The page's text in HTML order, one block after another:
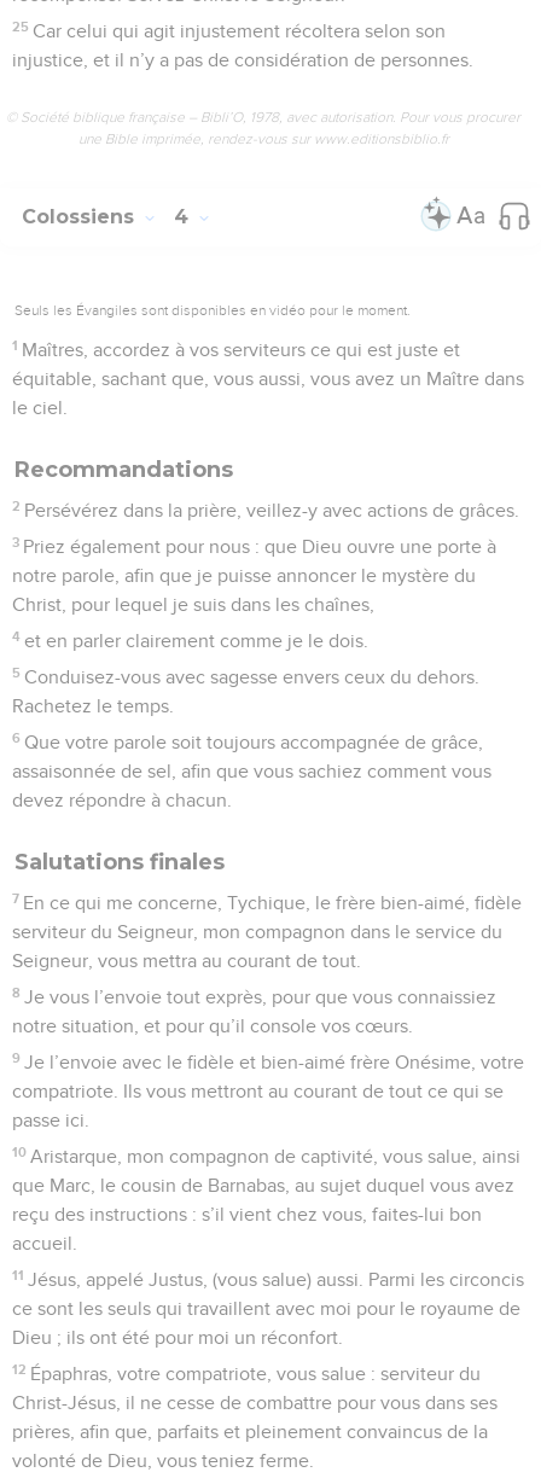
25 Car celui qui agit injustement récoltera selon son
injustice, et il n’y a pas de considération de personnes.
© Société biblique française – Bibli’O, 1978, avec autorisation. Pour vous procurer
une Bible imprimée, rendez-vous sur www.editionsbiblio.fr
Colossiens 4
Seuls les Évangiles sont disponibles en vidéo pour le moment.
1 Maîtres, accordez à vos serviteurs ce qui est juste et
équitable, sachant que, vous aussi, vous avez un Maître dans
le ciel.
Recommandations
2 Persévérez dans la prière, veillez-y avec actions de grâces.
3 Priez également pour nous : que Dieu ouvre une porte à
notre parole, afin que je puisse annoncer le mystère du
Christ, pour lequel je suis dans les chaînes,
4 et en parler clairement comme je le dois.
5 Conduisez-vous avec sagesse envers ceux du dehors.
Rachetez le temps.
6 Que votre parole soit toujours accompagnée de grâce,
assaisonnée de sel, afin que vous sachiez comment vous
devez répondre à chacun.
Salutations finales
7 En ce qui me concerne, Tychique, le frère bien-aimé, fidèle
serviteur du Seigneur, mon compagnon dans le service du
Seigneur, vous mettra au courant de tout.
8 Je vous l’envoie tout exprès, pour que vous connaissiez
notre situation, et pour qu’il console vos cœurs.
9 Je l’envoie avec le fidèle et bien-aimé frère Onésime, votre
compatriote. Ils vous mettront au courant de tout ce qui se
passe ici.
10 Aristarque, mon compagnon de captivité, vous salue, ainsi
que Marc, le cousin de Barnabas, au sujet duquel vous avez
reçu des instructions : s’il vient chez vous, faites-lui bon
accueil.
11 Jésus, appelé Justus, (vous salue) aussi. Parmi les circoncis
ce sont les seuls qui travaillent avec moi pour le royaume de
Dieu ; ils ont été pour moi un réconfort.
12 Épaphras, votre compatriote, vous salue : serviteur du
Christ-Jésus, il ne cesse de combattre pour vous dans ses
prières, afin que, parfaits et pleinement convaincus de la
volonté de Dieu, vous teniez ferme.